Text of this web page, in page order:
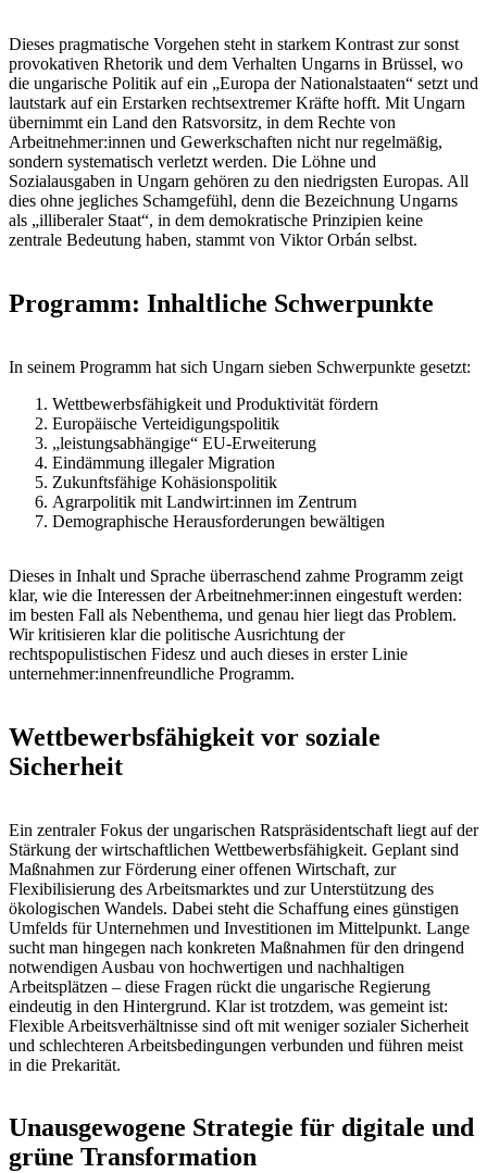
Dieses pragmatische Vorgehen steht in starkem Kontrast zur sonst
provokativen Rhetorik und dem Verhalten Ungarns in Brüssel, wo
die ungarische Politik auf ein „Europa der Nationalstaaten“ setzt und
lautstark auf ein Erstarken rechtsextremer Kräfte hofft. Mit Ungarn
übernimmt ein Land den Ratsvorsitz, in dem Rechte von
Arbeitnehmer:innen und Gewerkschaften nicht nur regelmäßig,
sondern systematisch verletzt werden. Die Löhne und
Sozialausgaben in Ungarn gehören zu den niedrigsten Europas. All
dies ohne jegliches Schamgefühl, denn die Bezeichnung Ungarns
als „illiberaler Staat“, in dem demokratische Prinzipien keine
zentrale Bedeutung haben, stammt von Viktor Orbán selbst.
Programm: Inhaltliche Schwerpunkte
In seinem Programm hat sich Ungarn sieben Schwerpunkte gesetzt:
Wettbewerbsfähigkeit und Produktivität fördern
Europäische Verteidigungspolitik
„leistungsabhängige“ EU-Erweiterung
Eindämmung illegaler Migration
Zukunftsfähige Kohäsionspolitik
Agrarpolitik mit Landwirt:innen im Zentrum
Demographische Herausforderungen bewältigen
Dieses in Inhalt und Sprache überraschend zahme Programm zeigt
klar, wie die Interessen der Arbeitnehmer:innen eingestuft werden:
im besten Fall als Nebenthema, und genau hier liegt das Problem.
Wir kritisieren klar die politische Ausrichtung der
rechtspopulistischen Fidesz und auch dieses in erster Linie
unternehmer:innenfreundliche Programm.
Wettbewerbsfähigkeit vor soziale
Sicherheit
Ein zentraler Fokus der ungarischen Ratspräsidentschaft liegt auf der
Stärkung der wirtschaftlichen Wettbewerbsfähigkeit. Geplant sind
Maßnahmen zur Förderung einer offenen Wirtschaft, zur
Flexibilisierung des Arbeitsmarktes und zur Unterstützung des
ökologischen Wandels. Dabei steht die Schaffung eines günstigen
Umfelds für Unternehmen und Investitionen im Mittelpunkt. Lange
sucht man hingegen nach konkreten Maßnahmen für den dringend
notwendigen Ausbau von hochwertigen und nachhaltigen
Arbeitsplätzen – diese Fragen rückt die ungarische Regierung
eindeutig in den Hintergrund. Klar ist trotzdem, was gemeint ist:
Flexible Arbeitsverhältnisse sind oft mit weniger sozialer Sicherheit
und schlechteren Arbeitsbedingungen verbunden und führen meist
in die Prekarität.
Unausgewogene Strategie für digitale und
grüne Transformation